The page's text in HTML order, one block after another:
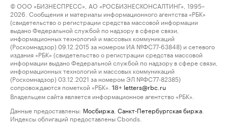
© ООО «БИЗНЕСПРЕСС», АО «РОСБИЗНЕСКОНСАЛТИНГ», 1995–
2026. Сообщения и материалы информационного агентства «РБК»
(свидетельство о регистрации средства массовой информации
выдано Федеральной службой по надзору в сфере связи,
информационных технологий и массовых коммуникаций
(Роскомнадзор) 09.12.2015 за номером ИА №ФС77-63848) и сетевого
издания «РБК» (свидетельство о регистрации средства массовой
информации выдано Федеральной службой по надзору в сфере связи,
информационных технологий и массовых коммуникаций
(Роскомнадзор) 03.12.2021 за номером ЭЛ №ФС77-82385)
сопровождаются пометкой «РБК».
18+ letters@rbc.ru
Владельцем сайта является информационное агентство «РБК».
Данные предоставлены: Мосбиржа Санкт-Петербургская биржа
Индексы облигаций предоставлены Cbonds.